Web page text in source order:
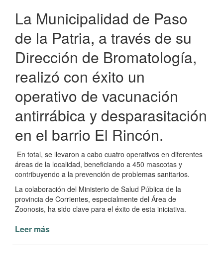
La Municipalidad de Paso
de la Patria, a través de su
Dirección de Bromatología,
realizó con éxito un
operativo de vacunación
antirrábica y desparasitación
en el barrio El Rincón.
En total, se llevaron a cabo cuatro operativos en diferentes
áreas de la localidad, beneficiando a 450 mascotas y
contribuyendo a la prevención de problemas sanitarios.
La colaboración del Ministerio de Salud Pública de la
provincia de Corrientes, especialmente del Área de
Zoonosis, ha sido clave para el éxito de esta iniciativa.
Leer más